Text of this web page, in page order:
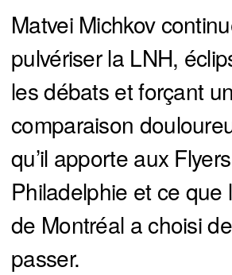
Matvei Michkov
pulvériser la LNH,
les débats et forçant
comparaison
qu’il apporte aux
Philadelphie et ce que
de Montréal a choisi
passer.